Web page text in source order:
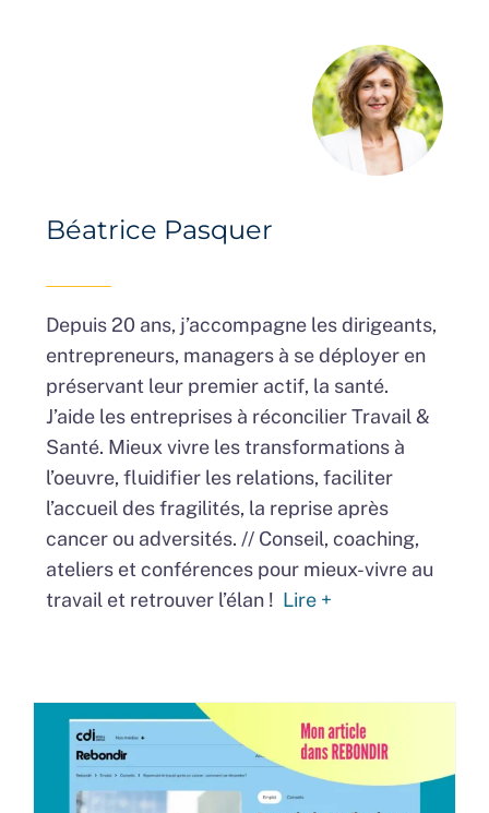
Béatrice Pasquer
Depuis 20 ans, j’accompagne les dirigeants,
entrepreneurs, managers à se déployer en
préservant leur premier actif, la santé.
J’aide les entreprises à réconcilier Travail &
Santé. Mieux vivre les transformations à
l’oeuvre, fluidifier les relations, faciliter
l’accueil des fragilités, la reprise après
cancer ou adversités. // Conseil, coaching,
ateliers et conférences pourmieux-vivre au
travail et retrouver l’élan ! Lire +